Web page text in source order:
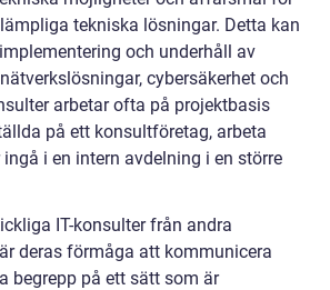
tekniska lösningar. Detta kan
och underhåll av
cybersäkerhet och
arbetar ofta på projektbasis
på ett konsultföretag, arbeta
i en intern avdelning i en större
IT-konsulter från andra
deras förmåga att kommunicera
begrepp på ett sätt som är